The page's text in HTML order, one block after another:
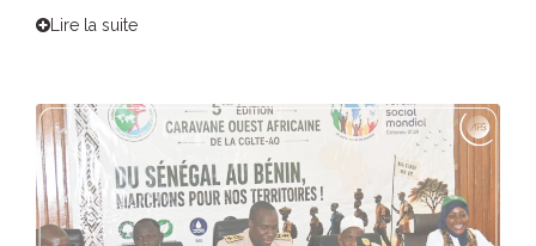
Lire la suite